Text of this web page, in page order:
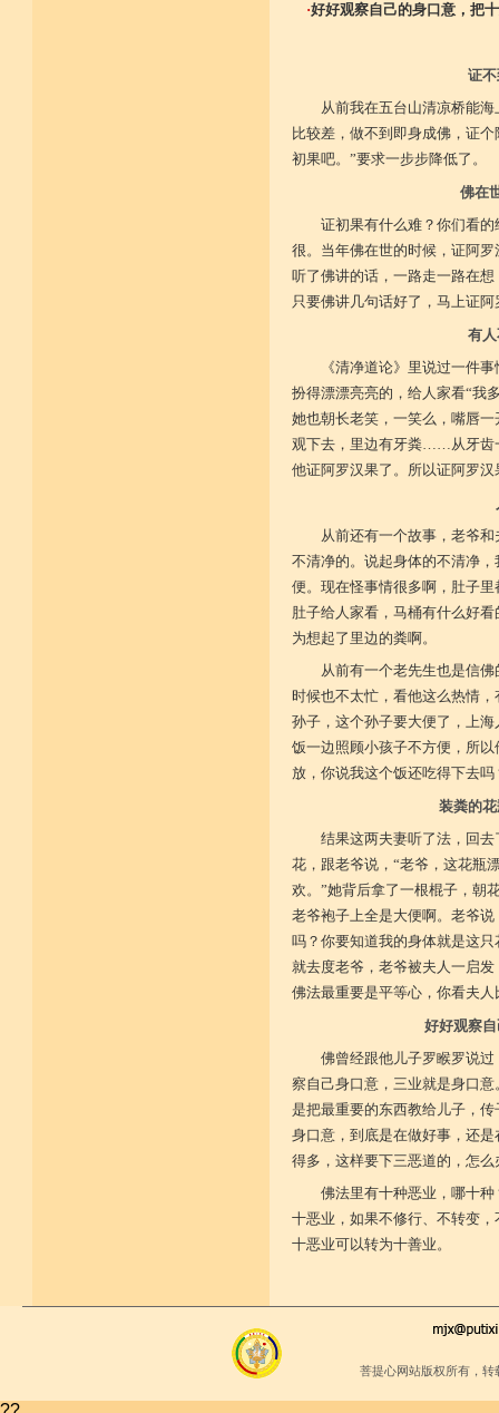
·好好观察自己的身口意，把
证
从前我在五台山清凉桥能
比较差，做不到即身成佛，证
初果吧。”要求一步步降低了。
佛在
证初果有什么难？你们看
很。当年佛在世的时候，证阿
听了佛讲的话，一路走一路在
只要佛讲几句话好了，马上证
有
《清净道论》里说过一件
扮得漂漂亮亮的，给人家看“我
她也朝长老笑，一笑么，嘴唇
观下去，里边有牙粪……从牙齿
他证阿罗汉果了。所以证阿罗
从前还有一个故事，老爷
不清净的。说起身体的不清净
便。现在怪事情很多啊，肚子
肚子给人家看，马桶有什么好
为想起了里边的粪啊。
从前有一个老先生也是信
时候也不太忙，看他这么热情
孙子，这个孙子要大便了，上
饭一边照顾小孩子不方便，所
放，你说我这个饭还吃得下去
装粪的
结果这两夫妻听了法，回
花，跟老爷说，“老爷，这花瓶
欢。”她背后拿了一根棍子，朝
老爷袍子上全是大便啊。老爷
吗？你要知道我的身体就是这
就去度老爷，老爷被夫人一启
佛法最重要是平等心，你看夫
好好观察
佛曾经跟他儿子罗睺罗说
察自己身口意，三业就是身口
是把最重要的东西教给儿子，
身口意，到底是在做好事，还
得多，这样要下三恶道的，怎
佛法里有十种恶业，哪十
十恶业，如果不修行、不转变
十恶业可以转为十善业。
菩提心网站版权所有，